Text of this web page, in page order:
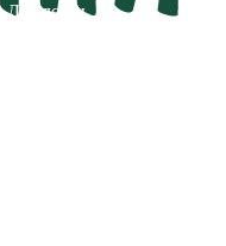
Дипломы